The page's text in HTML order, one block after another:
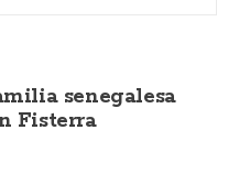
senegalesa
Fisterra